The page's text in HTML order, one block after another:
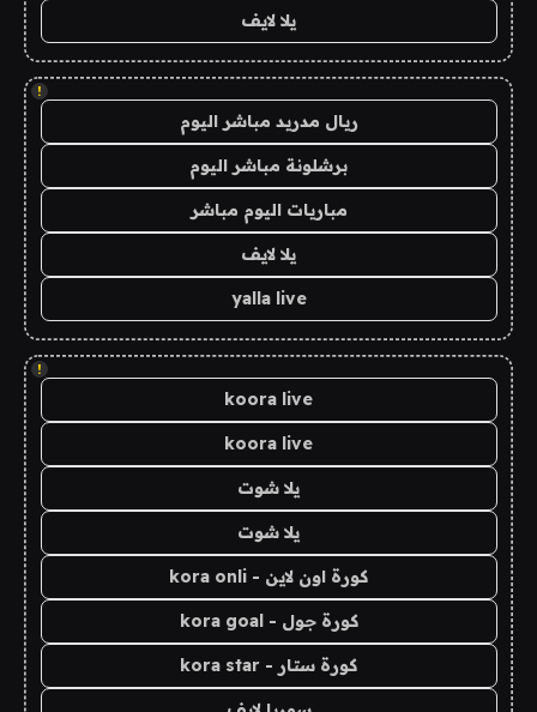
يلا لايف
!
ريال مدريد مباشر اليوم
برشلونة مباشر اليوم
مباريات اليوم مباشر
يلا لايف
yalla live
!
koora live
koora live
يلا شوت
يلا شوت
كورة اون لاين - kora onli
كورة جول - kora goal
كورة ستار - kora star